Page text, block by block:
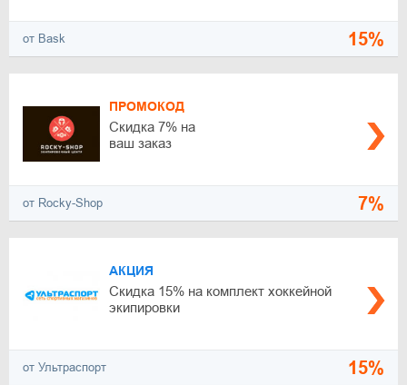
от Bask 15%
ПРОМОКОД
Скидка 7% на
ваш заказ
от Rocky-Shop 7%
АКЦИЯ
Скидка 15% на комплект хоккейной
экипировки
от Ультраспорт 15%